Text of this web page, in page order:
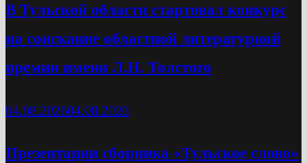
В Тульской области стартовал конкурс
на соискание областной литературной
премии имени Л.Н. Толстого
04.08.202604.08.2026
Презентации сборника «Тульское слово»